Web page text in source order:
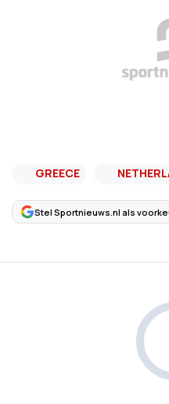
GREECE
Stel Sportnieuws.nl als